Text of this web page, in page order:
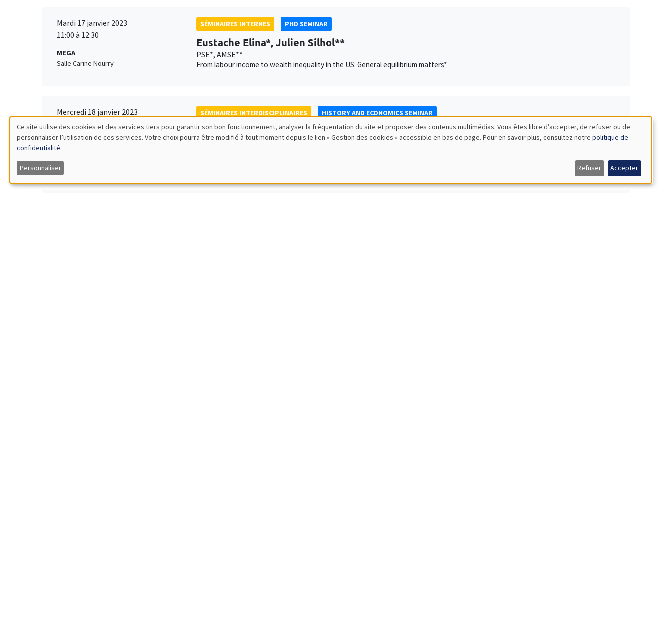
Mardi 17 janvier 2023
11:00 à 12:30
MEGA
Salle Carine Nourry
SÉMINAIRES INTERNES PHD SEMINAR
Eustache Elina*, Julien Silhol**
PSE*, AMSE**
From labour income to wealth inequality in the US: General equilibrium matters*
Mercredi 18 janvier 2023
14:30 à 16:00
Îlot Bernard du Bois
Amphithéâtre
SÉMINAIRES INTERDISCIPLINAIRES HISTORY AND ECONOMICS SEMINAR
Touria Jaaidane
Université de Lille, CNRS, IESEG School of Management, UMR 9221 LEM, Lille Economie Management & CRED, Université
Utilisation
des
Ce site utilise des cookies et des services tiers pour garantir son bon fonctionnement, analyser la fréquentation du site et proposer des contenus multimédias. Vous êtes libre d’accepter, de refuser ou de
personnaliser l’utilisation de ces services. Votre choix pourra être modifié à tout moment depuis le lien « Gestion des cookies » accessible en bas de page. Pour en savoir plus, consultez notre politique de
confidentialité.
Personnaliser Refuser Accepter